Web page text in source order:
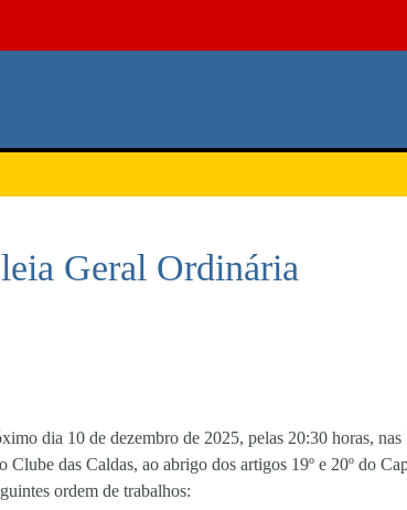
Geral Ordinária
dia 10 de dezembro de 2025, pelas 20:30 horas,
Clube das Caldas, ao abrigo dos artigos 19º e 20º do
ordem de trabalhos: